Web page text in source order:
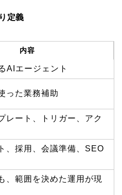
定義
内容
AIエージェント
った業務補助
レート、トリガー、アク
、採用、会議準備、SEO
、範囲を決めた運用が現